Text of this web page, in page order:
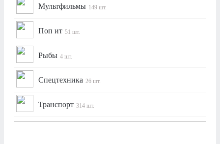
Мультфильмы 149 шт.
Поп ит 51 шт.
Рыбы 4 шт.
Спецтехника 26 шт.
Транспорт 314 шт.